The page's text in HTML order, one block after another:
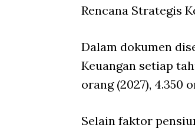
Rencana Strategis
Dalam dokumen
Keuangan setiap
orang (2027), 4.350
Selain faktor